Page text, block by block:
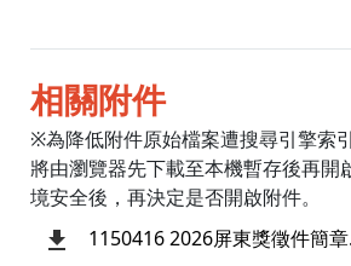
相關附件
※為降低附件原始檔案遭搜尋引擎索
將由瀏覽器先下載至本機暫存後再開
境安全後，再決定是否開啟附件。
1150416 2026屏東獎徵件簡